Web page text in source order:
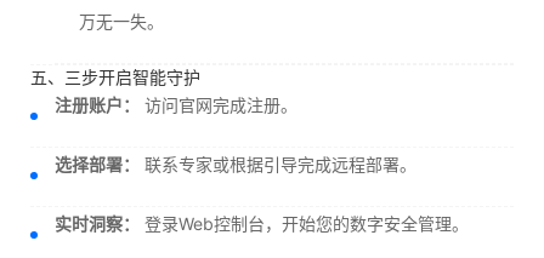
万无一失。
五、三步开启智能守护
注册账户：
访问官网完成注册。
选择部署： 联系专家或根据引导完成远程部署。
实时洞察： 登录Web控制台，开始您的数字安全管理。